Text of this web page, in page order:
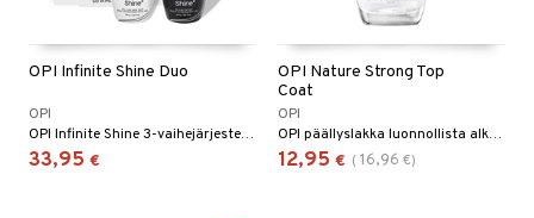
OPI Infinite Shine Duo
OPI
OPI Infinite Shine 3-vaihejärjestelmän setti sisältäen aluslakan ja päällyslakan
33,95 €
OPI Nature Strong Top
Coat
OPI
OPI päällyslakka luonnollista alkuperää
12,95 € ( 16,96 €)